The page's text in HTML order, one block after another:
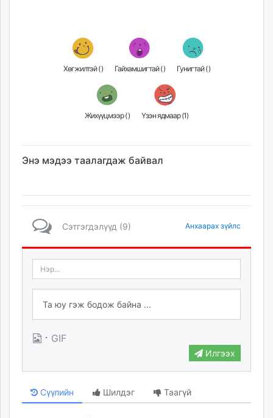
Хөгжилтэй () Гайхамшигтай () Гунигтай ()
Жихүүцмээр () Үзэн ядмаар (1)
Энэ мэдээ таалагдаж байвал
Сэтгэгдэлүүд (9) Анхаарах зүйлс
· GIF
Илгээх
Сүүлийн Шилдэг Таагүй